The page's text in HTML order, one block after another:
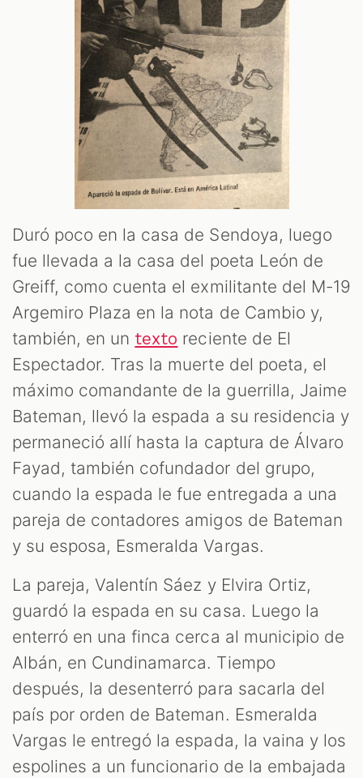
Duró poco en la casa de Sendoya, luego
fue llevada a la casa del poeta León de
Greiff, como cuenta el exmilitante del M-19
Argemiro Plaza en la nota de Cambio y,
también, en un texto reciente de El
Espectador. Tras la muerte del poeta, el
máximo comandante de la guerrilla, Jaime
Bateman, llevó la espada a su residencia y
permaneció allí hasta la captura de Álvaro
Fayad, también cofundador del grupo,
cuando la espada le fue entregada a una
pareja de contadores amigos de Bateman
y su esposa, Esmeralda Vargas.
La pareja, Valentín Sáez y Elvira Ortiz,
guardó la espada en su casa. Luego la
enterró en una finca cerca al municipio de
Albán, en Cundinamarca. Tiempo
después, la desenterró para sacarla del
país por orden de Bateman. Esmeralda
Vargas le entregó la espada, la vaina y los
espolines a un funcionario de la embajada